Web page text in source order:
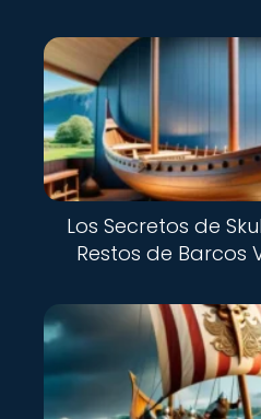
Los Secretos de
Restos de Barcos